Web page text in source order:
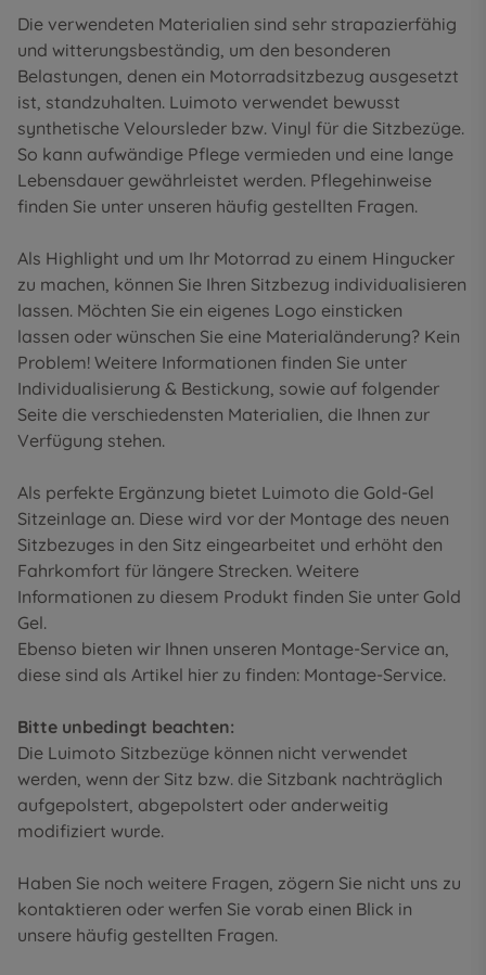
Die verwendeten Materialien sind sehr strapazierfähig
und witterungsbeständig, um den besonderen
Belastungen, denen ein Motorradsitzbezug ausgesetzt
ist, standzuhalten. Luimoto verwendet bewusst
synthetische Veloursleder bzw. Vinyl für die Sitzbezüge.
So kann aufwändige Pflege vermieden und eine lange
Lebensdauer gewährleistet werden. Pflegehinweise
finden Sie unter unseren häufig gestellten Fragen.
Als Highlight und um Ihr Motorrad zu einem Hingucker
zu machen, können Sie Ihren Sitzbezug individualisieren
lassen. Möchten Sie ein eigenes Logo einsticken
lassen oder wünschen Sie eine Materialänderung? Kein
Problem! Weitere Informationen finden Sie unter
Individualisierung & Bestickung, sowie auf folgender
Seite die verschiedensten Materialien, die Ihnen zur
Verfügung stehen.
Als perfekte Ergänzung bietet Luimoto die Gold-Gel
Sitzeinlage an. Diese wird vor der Montage des neuen
Sitzbezuges in den Sitz eingearbeitet und erhöht den
Fahrkomfort für längere Strecken. Weitere
Informationen zu diesem Produkt finden Sie unter Gold
Gel.
Ebenso bieten wir Ihnen unseren Montage-Service an,
diese sind als Artikel hier zu finden: Montage-Service.
Bitte unbedingt beachten:
Die Luimoto Sitzbezüge können nicht verwendet
werden, wenn der Sitz bzw. die Sitzbank nachträglich
aufgepolstert, abgepolstert oder anderweitig
modifiziert wurde.
Haben Sie noch weitere Fragen, zögern Sie nicht uns zu
kontaktieren oder werfen Sie vorab einen Blick in
unsere häufig gestellten Fragen.